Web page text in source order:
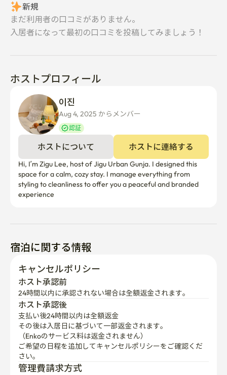
新規
まだ利用者の口コミがありません。
入居者になって最初の口コミを投稿してみましょう！
ホストプロフィール
Aug 4, 2025 からメンバー
認証
ホストについて ホストに連絡する
Hi, I’m Zigu Lee, host of Jigu Urban Gunja. I designed this
space for a calm, cozy stay. I manage everything from
styling to cleanliness to offer you a peaceful and branded
experience
宿泊に関する情報
キャンセルポリシー
ホスト承認前
24時間以内に承認されない場合は全額返金されます。
ホスト承認後
支払い後24時間以内は全額返金
その後は入居日に基づいて一部返金されます。
（Enkoのサービス料は返金されません）
ご希望の日程を追加してキャンセルポリシーをご確認くだ
さい。
管理費請求方式